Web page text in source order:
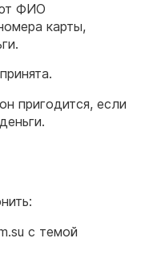
ФИО
карты,
пригодится, если
с темой